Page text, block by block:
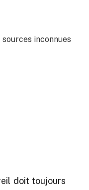
inconnues
doit toujours